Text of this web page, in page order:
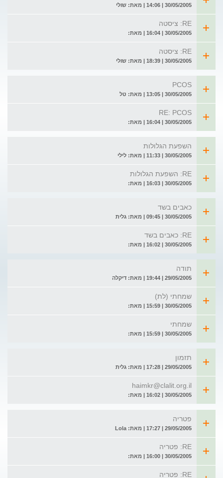
30/05/2005 | 14:06 | מאת: שולי
RE: ציסטה
30/05/2005 | 16:04 | מאת:
RE: ציסטה
30/05/2005 | 18:39 | מאת: שולי
PCOS
30/05/2005 | 13:05 | מאת: טל
RE: PCOS
30/05/2005 | 16:04 | מאת:
השפעת הגלולות
30/05/2005 | 11:33 | מאת: לילי
RE: השפעת הגלולות
30/05/2005 | 16:03 | מאת:
כאבים בשד
30/05/2005 | 09:45 | מאת: גלית
RE: כאבים בשד
30/05/2005 | 16:02 | מאת:
תודה
29/05/2005 | 19:44 | מאת: דיקלה
שמחתי (לת)
30/05/2005 | 15:59 | מאת:
שמחתי
30/05/2005 | 15:59 | מאת:
תזמון
29/05/2005 | 17:28 | מאת: גלית
haimkr@clalit.org.il
30/05/2005 | 16:02 | מאת:
פטריה
29/05/2005 | 17:27 | מאת: Lola
RE: פטריה
30/05/2005 | 16:00 | מאת:
RE: פטריה